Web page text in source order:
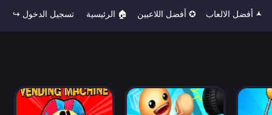
🟂 أفضل الالعاب ✪ أفضل اللاعبين 🏠︎ الرئيسية تسجيل الدخول ↪